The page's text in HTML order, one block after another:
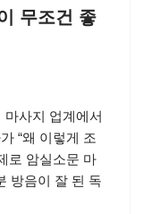
무조건 좋
마사지 업계에서
“왜 이렇게 조
로 암실소문 마
방음이 잘 된 독